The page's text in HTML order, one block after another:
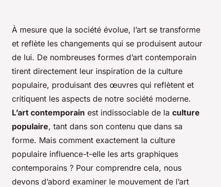
À mesure que la société évolue, l’art se transforme
et reflète les changements qui se produisent autour
de lui. De nombreuses formes d’art contemporain
tirent directement leur inspiration de la culture
populaire, produisant des œuvres qui reflètent et
critiquent les aspects de notre société moderne.
L’art contemporain est indissociable de la culture
populaire, tant dans son contenu que dans sa
forme. Mais comment exactement la culture
populaire influence-t-elle les arts graphiques
contemporains ? Pour comprendre cela, nous
devons d’abord examiner le mouvement de l’art